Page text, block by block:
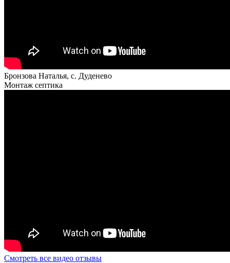
Бронзова Наталья, с. Дуденево
Монтаж септика
Смотреть все видео отзывы